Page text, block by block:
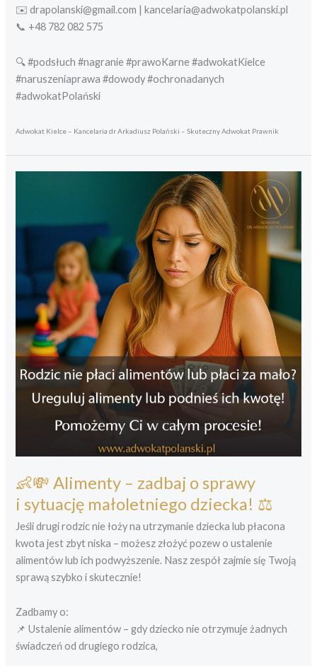
✉️ drapolanski@gmail.com | kancelaria@adwokatpolanski.pl
📞 +48 782 082 575
🔍 #podsłuch #nagranie #prawoKarne #adwokatKielce
#naruszeniaprawa #dowody #ochronadanych
#adwokatPolański
Adwokat Kielce – Kancelaria dr Arkadiusz Polański – Skuteczny Adwokat Prawnik
👶💸 Alimenty – zadbaj o sprawy
i sytuację małoletniego dziecka! ⚖️
Jeśli drugi rodzic nie łoży na utrzymanie dziecka lub płacona
kwota jest zbyt niska – możesz złożyć pozew o ustalenie
alimentów lub ich podwyższenie. Nasz zespół zajmie się Twoją
sprawą szybko i skutecznie!
Zadbamy o:
📌 Ustalenie alimentów – gdy dziecko nie otrzymuje żadnych
świadczeń od drugiego rodzica,